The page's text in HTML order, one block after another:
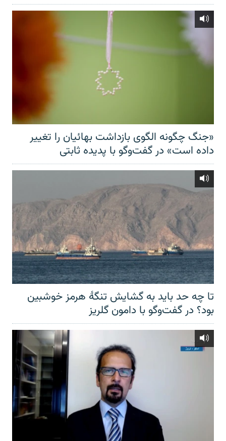
«جنگ چگونه الگوی بازداشت بهائیان را تغییر
داده است» در گفت‌وگو با پدیده ثابتی
تا چه حد باید به گشایش تنگهٔ هرمز خوشبین
بود؟ در گفت‌وگو با دامون گلریز